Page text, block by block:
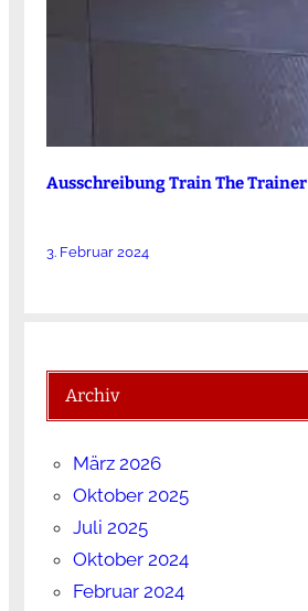
Ausschreibung Train The Trainer
3. Februar 2024
Archiv
März 2026
Oktober 2025
Juli 2025
Oktober 2024
Februar 2024